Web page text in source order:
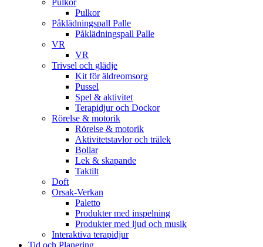
Pulkor
Påklädningspall Palle
Påklädningspall Palle
VR
VR
Trivsel och glädje
Kit för äldreomsorg
Pussel
Spel & aktivitet
Terapidjur och Dockor
Rörelse & motorik
Rörelse & motorik
Aktivitetstavlor och trälek
Bollar
Lek & skapande
Taktilt
Doft
Orsak-Verkan
Paletto
Produkter med inspelning
Produkter med ljud och musik
Interaktiva terapidjur
Tid och Planering